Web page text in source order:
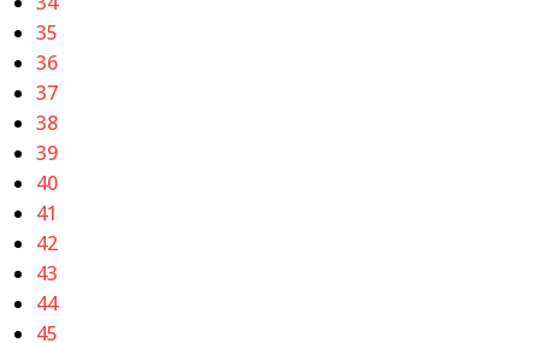
35
36
37
38
39
40
41
42
43
44
45